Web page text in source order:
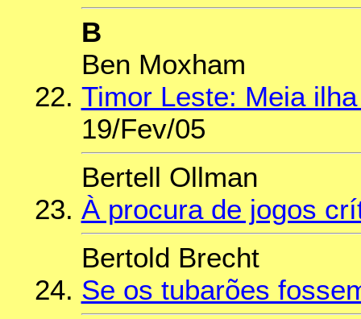
B
Ben Moxham
Timor Leste: Meia
19/Fev/05
Bertell Ollman
À procura de jogos
Bertold Brecht
Se os tubarões